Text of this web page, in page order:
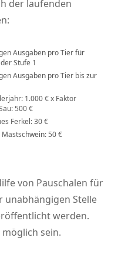
der laufenden
Ausgaben pro Tier für
Stufe 1
Ausgaben pro Tier bis zur
1.000 € x Faktor
500 €
Ferkel: 30 €
50 €
von Pauschalen für
unabhängigen Stelle
werden.
sein.